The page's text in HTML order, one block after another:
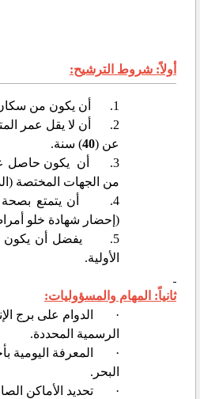
أولاً: شروط الترشيح:
1.
أن يكون من
2.
أن لا يقل عمر
عن (40) سنة.
3.
أن يكون حاصل
من الجهات المختصة
4.
أن يتمتع
(إحضار شهادة خلو
5.
يفضل أن يكون
الأولية.
ثانياً: المهام والمسؤوليات:
·
الدوام على برج
الرسمية المحددة.
·
المعرفة اليومية
البحر.
· تحديد الأماكن